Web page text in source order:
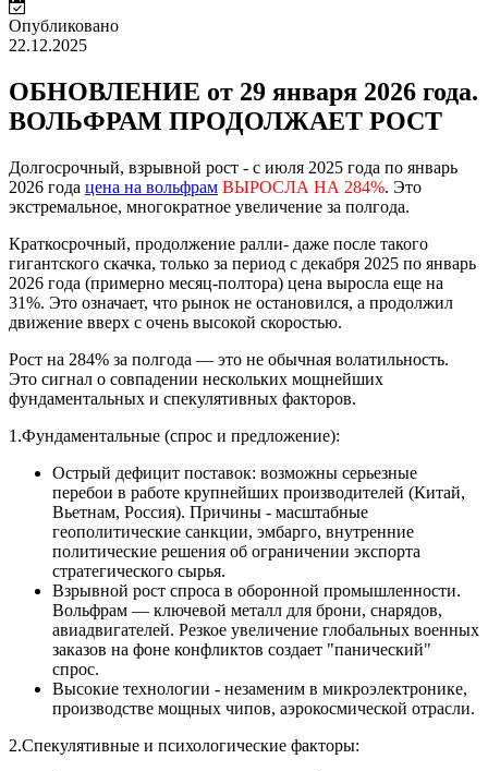
Опубликовано
22.12.2025
ОБНОВЛЕНИЕ от 29 января 2026 года.
ВОЛЬФРАМ ПРОДОЛЖАЕТ РОСТ
Долгосрочный, взрывной рост - с июля 2025 года по январь
2026 года цена на вольфрам ВЫРОСЛА НА 284%. Это
экстремальное, многократное увеличение за полгода.
Краткосрочный, продолжение ралли- даже после такого
гигантского скачка, только за период с декабря 2025 по январь
2026 года (примерно месяц-полтора) цена выросла еще на
31%. Это означает, что рынок не остановился, а продолжил
движение вверх с очень высокой скоростью.
Рост на 284% за полгода — это не обычная волатильность.
Это сигнал о совпадении нескольких мощнейших
фундаментальных и спекулятивных факторов.
1.Фундаментальные (спрос и предложение):
Острый дефицит поставок: возможны серьезные
перебои в работе крупнейших производителей (Китай,
Вьетнам, Россия). Причины - масштабные
геополитические санкции, эмбарго, внутренние
политические решения об ограничении экспорта
стратегического сырья.
Взрывной рост спроса в оборонной промышленности.
Вольфрам — ключевой металл для брони, снарядов,
авиадвигателей. Резкое увеличение глобальных военных
заказов на фоне конфликтов создает "панический"
спрос.
Высокие технологии - незаменим в микроэлектронике,
производстве мощных чипов, аэрокосмической отрасли.
2.Спекулятивные и психологические факторы: